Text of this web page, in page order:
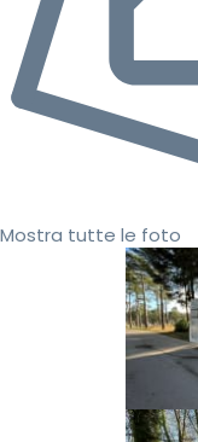
Mostra tutte le foto